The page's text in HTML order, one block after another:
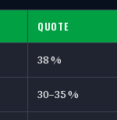
QUOTE
38 %
30–35 %